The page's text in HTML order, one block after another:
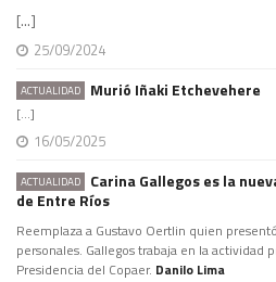
[...]
25/09/2024
ACTUALIDAD Murió Iñaki Etchevehere
[...]
16/05/2025
ACTUALIDAD
Carina Gallegos es la
de Entre Ríos
Reemplaza a Gustavo Oertlin quien
personales. Gallegos trabaja en la actividad
Presidencia del Copaer. Danilo Lima